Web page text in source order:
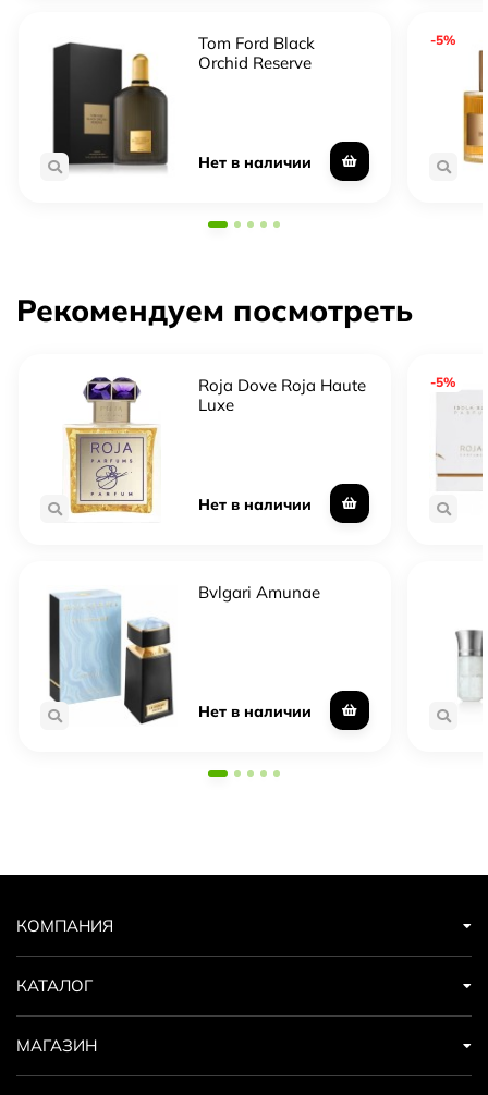
Tom Ford Black
Orchid Reserve
Нет в наличии
-5%
Рекомендуем посмотреть
Roja Dove Roja Haute
Luxe
Нет в наличии
Bvlgari Amunae
Нет в наличии
-5%
КОМПАНИЯ
КАТАЛОГ
МАГАЗИН